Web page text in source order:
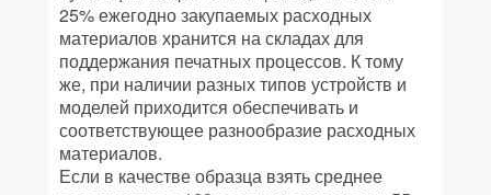
25% ежегодно закупаемых расходных
материалов хранится на складах для
поддержания печатных процессов. К тому
же, при наличии разных типов устройств и
моделей приходится обеспечивать и
соответствующее разнообразие расходных
материалов.
Если в качестве образца взять среднее